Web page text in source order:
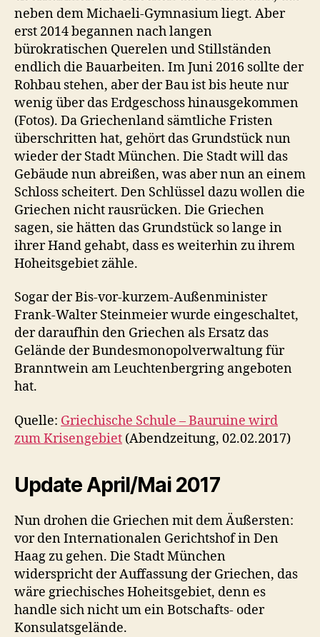
neben dem Michaeli-Gymnasium liegt. Aber
erst 2014 begannen nach langen
bürokratischen Querelen und Stillständen
endlich die Bauarbeiten. Im Juni 2016 sollte der
Rohbau stehen, aber der Bau ist bis heute nur
wenig über das Erdgeschoss hinausgekommen
(Fotos). Da Griechenland sämtliche Fristen
überschritten hat, gehört das Grundstück nun
wieder der Stadt München. Die Stadt will das
Gebäude nun abreißen, was aber nun an einem
Schloss scheitert. Den Schlüssel dazu wollen die
Griechen nicht rausrücken. Die Griechen
sagen, sie hätten das Grundstück so lange in
ihrer Hand gehabt, dass es weiterhin zu ihrem
Hoheitsgebiet zähle.
Sogar der Bis-vor-kurzem-Außenminister
Frank-Walter Steinmeier wurde eingeschaltet,
der daraufhin den Griechen als Ersatz das
Gelände der Bundesmonopolverwaltung für
Branntwein am Leuchtenbergring angeboten
hat.
Quelle: Griechische Schule – Bauruine wird
zum Krisengebiet (Abendzeitung, 02.02.2017)
Update April/Mai 2017
Nun drohen die Griechen mit dem Äußersten:
vor den Internationalen Gerichtshof in Den
Haag zu gehen. Die Stadt München
widerspricht der Auffassung der Griechen, das
wäre griechisches Hoheitsgebiet, denn es
handle sich nicht um ein Botschafts- oder
Konsulatsgelände.